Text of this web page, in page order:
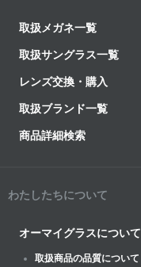
取扱メガネ一覧
取扱サングラス一覧
レンズ交換・購入
取扱ブランド一覧
商品詳細検索
わたしたちについて
オーマイグラスについて
取扱商品の品質について